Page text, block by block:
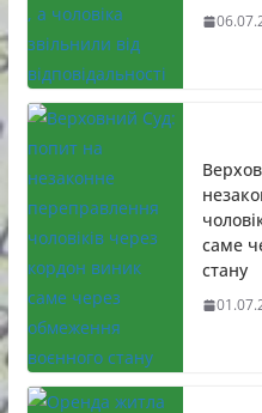
саме
стану